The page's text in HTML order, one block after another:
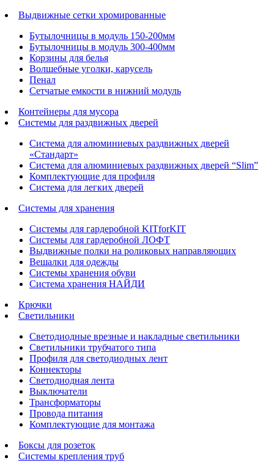
Выдвижные сетки хромированные
Бутылочницы в модуль 150-200мм
Бутылочницы в модуль 300-400мм
Корзины для белья
Волшебные уголки, карусель
Пенал
Cетчатые емкости в нижний модуль
Контейнеры для мусора
Системы для раздвижных дверей
Система для алюминиевых раздвижных дверей
«Стандарт»
Система для алюминиевых раздвижных дверей “Slim”
Комплектующие для профиля
Система для легких дверей
Системы для хранения
Системы для гардеробной KITforKIT
Системы для гардеробной ЛОФТ
Выдвижные полки на роликовых направляющих
Вешалки для одежды
Системы хранения обуви
Система хранения НАЙДИ
Крючки
Светильники
Светодиодные врезные и накладные светильники
Светильники трубчатого типа
Профиля для светодиодных лент
Коннекторы
Светодиодная лента
Выключатели
Трансформаторы
Провода питания
Комплектующие для монтажа
Боксы для розеток
Системы крепления труб